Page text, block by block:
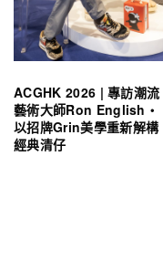
ACGHK 2026 | 專訪潮流
藝術大師Ron English・
以招牌Grin美學重新解構
經典清仔